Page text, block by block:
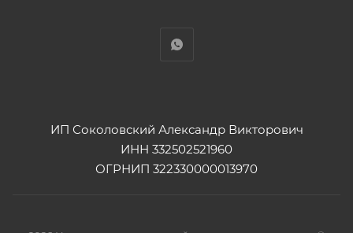
ИП Соколовский Александр Викторович
ИНН 332502521960
ОГРНИП 322330000013970